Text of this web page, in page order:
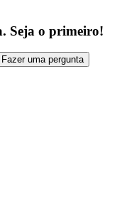
Seja o primeiro!
Fazer uma pergunta